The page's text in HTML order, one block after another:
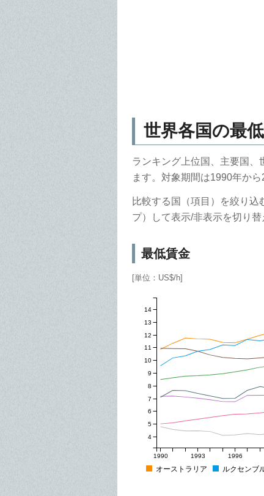
世界各国の最
ランキング上位国、主要国、
ます。対象期間は1990年か
比較する国（項目）を絞り込
プ）して表示/非表示を切り替
最低賃金
[単位：US$/h]
1990 1993 1996
4
5
6
7
8
9
10
11
12
13
14
オーストラリア ルクセンブ